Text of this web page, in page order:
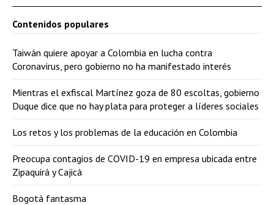
Contenidos populares
Taiwán quiere apoyar a Colombia en lucha contra
Coronavirus, pero gobierno no ha manifestado interés
Mientras el exfiscal Martínez goza de 80 escoltas, gobierno
Duque dice que no hay plata para proteger a líderes sociales
Los retos y los problemas de la educación en Colombia
Preocupa contagios de COVID-19 en empresa ubicada entre
Zipaquirá y Cajicá
Bogotá fantasma